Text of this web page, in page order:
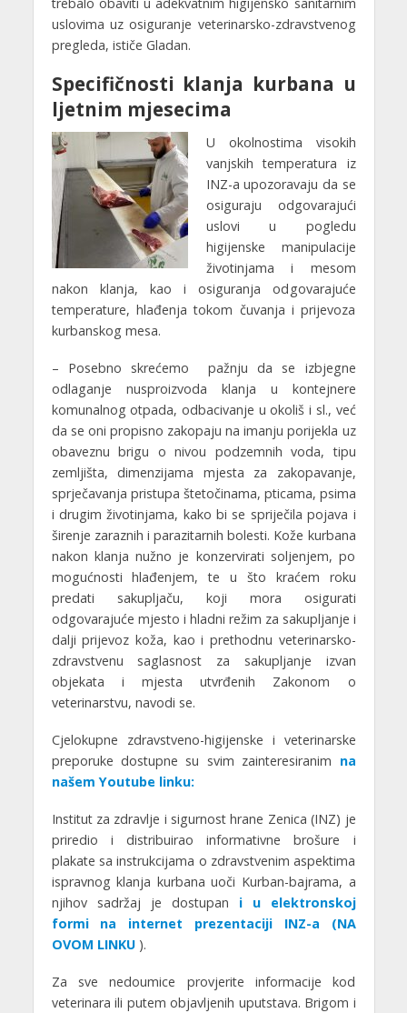
uslovima uz osiguranje veterinarsko-zdravstvenog
pregleda, ističe Gladan.
Specifičnosti klanja kurbana u
ljetnim mjesecima
U okolnostima visokih
vanjskih temperatura iz
INZ-a upozoravaju da se
osiguraju odgovarajući
uslovi u pogledu
higijenske manipulacije
životinjama i mesom
nakon klanja, kao i osiguranja odgovarajuće
temperature, hlađenja tokom čuvanja i prijevoza
kurbanskog mesa.
– Posebno skrećemo pažnju da se izbjegne
odlaganje nusproizvoda klanja u kontejnere
komunalnog otpada, odbacivanje u okoliš i sl., već
da se oni propisno zakopaju na imanju porijekla uz
obaveznu brigu o nivou podzemnih voda, tipu
zemljišta, dimenzijama mjesta za zakopavanje,
sprječavanja pristupa štetočinama, pticama, psima
i drugim životinjama, kako bi se spriječila pojava i
širenje zaraznih i parazitarnih bolesti. Kože kurbana
nakon klanja nužno je konzervirati soljenjem, po
mogućnosti hlađenjem, te u što kraćem roku
predati sakupljaču, koji mora osigurati
odgovarajuće mjesto i hladni režim za sakupljanje i
dalji prijevoz koža, kao i prethodnu veterinarsko-
zdravstvenu saglasnost za sakupljanje izvan
objekata i mjesta utvrđenih Zakonom o
veterinarstvu, navodi se.
Cjelokupne zdravstveno-higijenske i veterinarske
preporuke dostupne su svim zainteresiranim na
našem Youtube linku:
Institut za zdravlje i sigurnost hrane Zenica (INZ) je
priredio i distribuirao informativne brošure i
plakate sa instrukcijama o zdravstvenim aspektima
ispravnog klanja kurbana uoči Kurban-bajrama, a
njihov sadržaj je dostupan i u elektronskoj
formi na internet prezentaciji INZ-a (NA
OVOM LINKU).
Za sve nedoumice provjerite informacije kod
veterinara ili putem objavljenih uputstava. Brigom i